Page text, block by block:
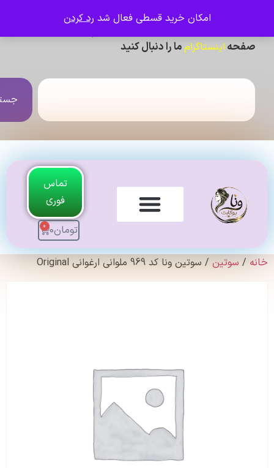
امکان خرید قسطی فعال شدرد کردن
اینستاگرامما را دنبال کنید
جستجو
تماس
فوری
0
سوتین / سوتین ونا کد 969 ملوانی ارغوانی Original